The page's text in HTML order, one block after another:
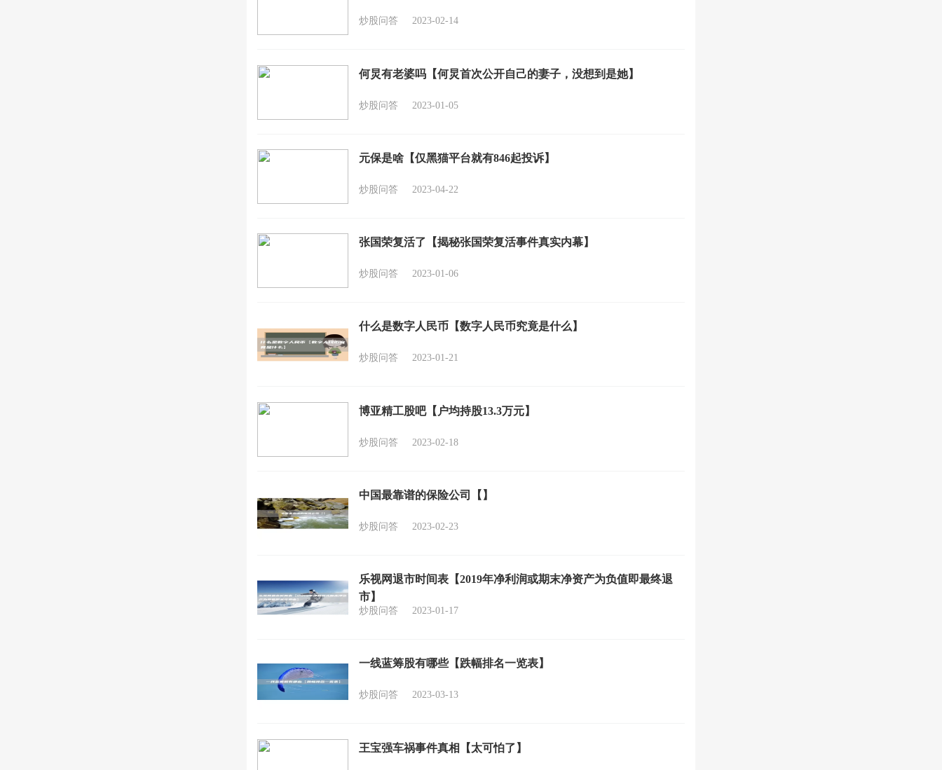
炒股问答 2023-02-14
何炅有老婆吗【何炅首次公开自己的妻子，没想到是她】
炒股问答 2023-01-05
元保是啥【仅黑猫平台就有846起投诉】
炒股问答 2023-04-22
张国荣复活了【揭秘张国荣复活事件真实内幕】
炒股问答 2023-01-06
什么是数字人民币【数字人民币究竟是什么】
炒股问答 2023-01-21
博亚精工股吧【户均持股13.3万元】
炒股问答 2023-02-18
中国最靠谱的保险公司【】
炒股问答 2023-02-23
乐视网退市时间表【2019年净利润或期末净资产为负值即最终退
市】
炒股问答 2023-01-17
一线蓝筹股有哪些【跌幅排名一览表】
炒股问答 2023-03-13
王宝强车祸事件真相【太可怕了】